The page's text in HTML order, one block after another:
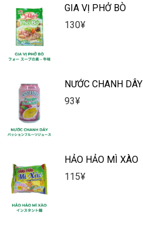
GIA VỊ PHỞ BÒ
130¥
NƯỚC CHANH DÂY
93¥
HẢO HẢO MÌ XÀO
115¥